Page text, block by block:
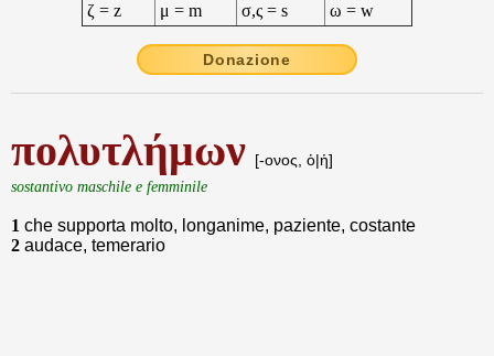
ζ = z
μ = m
σ,ς = s
ω = w
Donazione
πολυτλήμων [-ονος, ὁ|ἡ]
sostantivo maschile e femminile
1 che supporta molto, longanime, paziente, costante
2 audace, temerario